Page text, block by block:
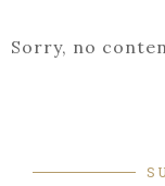
Sorry, no